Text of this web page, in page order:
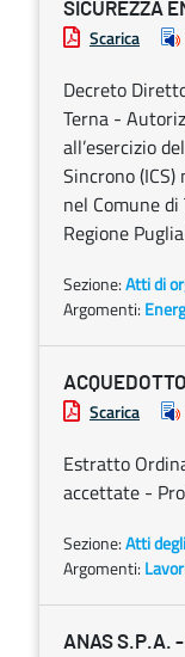
SICUREZZA
Scarica
Decreto
Terna -
all’esercizio
Sincrono (ICS)
nel Comune
Regione
Sezione:Atti di
Argomenti:
Scarica
Estratto
accettate -
Sezione:Atti
Argomenti:
ANAS S.P.A. -